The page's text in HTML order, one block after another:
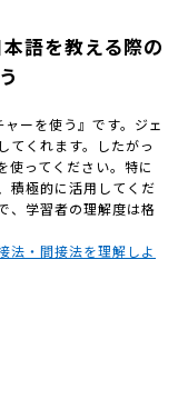
語を教える際の
ーを使う』です。ジェ
てくれます。したがっ
使ってください。特に
積極的に活用してくだ
、学習者の理解度は格
法・間接法を理解しよ